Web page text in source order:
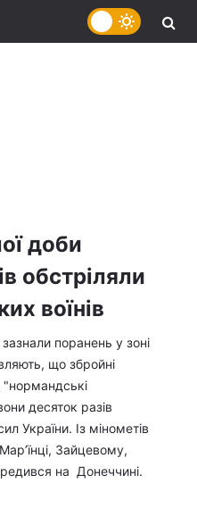
доби
обстріляли
воїнів
поранень у зоні
що збройні
десяток разів
України. Із мінометів
Зайцевому,
на Донеччині.